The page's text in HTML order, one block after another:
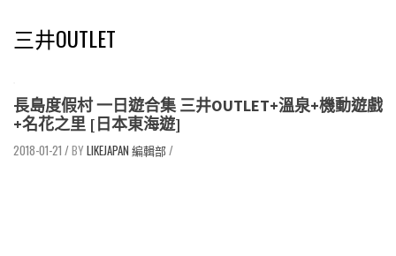
三井OUTLET
長島度假村 一日遊合集 三井OUTLET+溫泉+機動遊戲
+名花之里 [日本東海遊]
2018-01-21 / LIKEJAPAN 編輯部/